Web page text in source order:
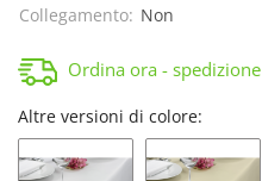
Collegamento: Non
Ordina ora - spedizione
Altre versioni di colore: